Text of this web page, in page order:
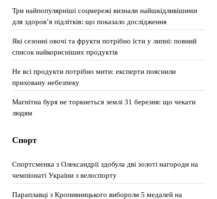
Три найпопулярніші соцмережі визнали найшкідливішими
для здоров’я підлітків: що показало дослідження
Які сезонні овочі та фрукти потрібно їсти у липні: повний
список найкорисніших продуктів
Не всі продукти потрібно мити: експерти пояснили
приховану небезпеку
Магнітна буря не торкнеться землі 31 березня: що чекати
людям
Спорт
Спортсменка з Олександрії здобула дві золоті нагороди на
чемпіонаті України з велоспорту
Параплавці з Кропивницького вибороли 5 медалей на